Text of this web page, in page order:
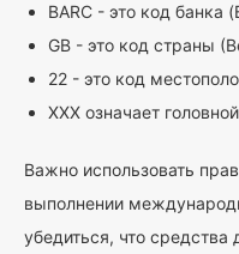
BARC - это код банка
GB - это код страны
22 - это код
XXX означает
Важно использовать
выполнении
убедиться, что средства